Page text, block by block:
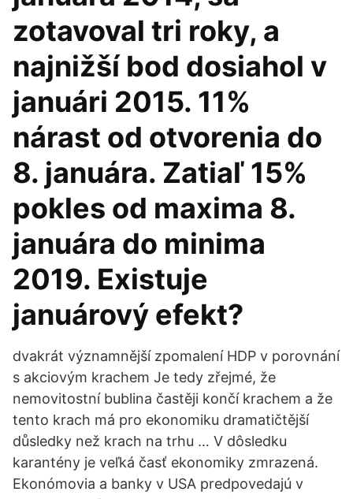
zotavoval tri roky, a
najnižší bod dosiahol v
januári 2015. 11%
nárast od otvorenia do
8. januára. Zatiaľ 15%
pokles od maxima 8.
januára do minima
2019. Existuje
januárový efekt?
dvakrát významnější zpomalení HDP v porovnání
s akciovým krachem Je tedy zřejmé, že
nemovitostní bublina častěji končí krachem a že
tento krach má pro ekonomiku dramatičtější
důsledky než krach na trhu … V dôsledku
karantény je veľká časť ekonomiky zmrazená.
Ekonómovia a banky v USA predpovedajú v